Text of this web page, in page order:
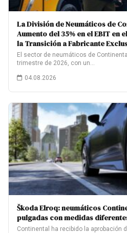
La División de Neumáticos de
Aumento del 35% en el EBIT en
la Transición a Fabricante
El sector de neumáticos de
trimestre de 2026, con un…
04.08.2026
Škoda Elroq: neumáticos
pulgadas con medidas
Continental ha recibido la aprobación